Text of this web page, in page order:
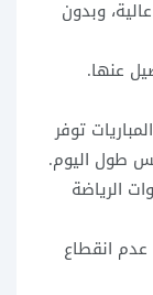
وبدون
عنها.
توفر
طول اليوم.
الرياضة
انقطاع